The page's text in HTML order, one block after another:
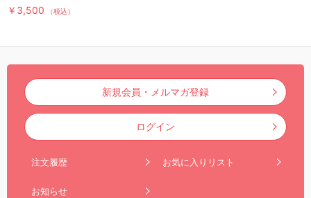
缶バッジコンプリートセット
￥3,500 （税込）
新規会員・メルマガ登録
ログイン
注文履歴 お気に入りリスト
お知らせ